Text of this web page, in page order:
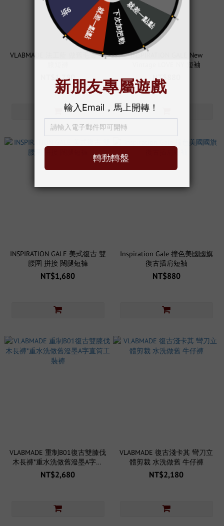
VLABMADE 法工藍 做舊毛邊 過
NT$1,780
INSPIRATION GALE New
Vintage LOVE NY 短袖
NT$880
INSPIRATION GALE 美式復古 雙
腰圍 拼接 闊腿短褲
NT$1,680
Inspiration Gale 撞色美國國旗
復古插肩短袖
NT$880
VLABMADE 重制B01復古雙膝伐
木長褲*重水洗做舊潑墨A字直
筒工裝褲
NT$2,680
VLABMADE 復古淺卡其 彎刀立
體剪裁 水洗做舊 牛仔褲
NT$2,180